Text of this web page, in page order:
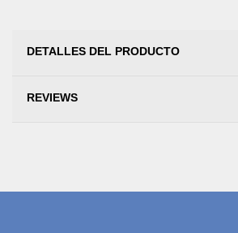
DETALLES DEL PRODUCTO
REVIEWS